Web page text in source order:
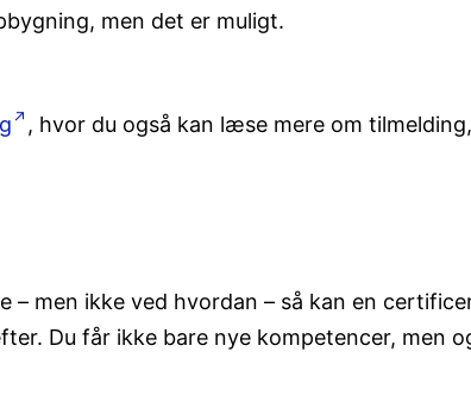
men det er muligt.
, hvor du også kan læse mere om
– men ikke ved hvordan – så kan en
Du får ikke bare nye kompetencer, men